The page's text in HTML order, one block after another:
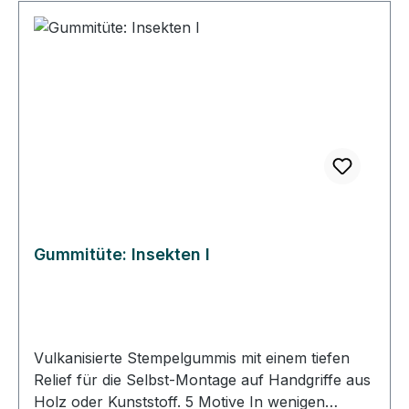
des Zellkautschuk, bevor Sie das Stempelgummi
aufkleben, mit haushaltsüblicher Frischhaltefolie.
Gummitüte: Insekten I
Vulkanisierte Stempelgummis mit einem tiefen
Relief für die Selbst-Montage auf Handgriffe aus
Holz oder Kunststoff. 5 Motive In wenigen